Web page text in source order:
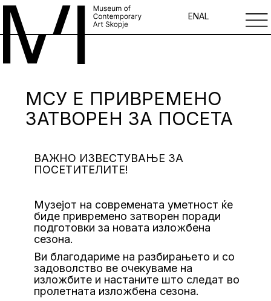
ENAL
МСУ Е ПРИВРЕМЕНО
ЗАТВОРЕН ЗА ПОСЕТА
ВАЖНО ИЗВЕСТУВАЊЕ ЗА
ПОСЕТИТЕЛИТЕ!
Музејот на современата уметност ќе
биде привремено затворен поради
подготовки за новата изложбена
сезона.
Ви благодариме на разбирањето и со
задоволство ве очекуваме на
изложбите и настаните што следат во
пролетната изложбена сезона.